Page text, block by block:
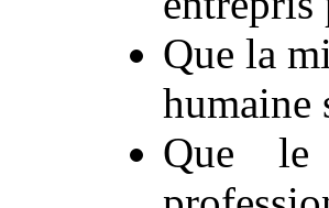
Que la
humaine
Que